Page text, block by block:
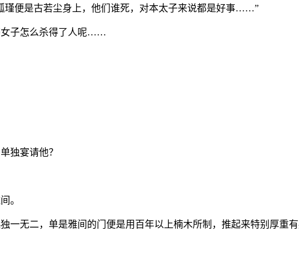
瑾便是古若尘身上，他们谁死，对本太子来说都是好事……”
女子怎么杀得了人呢……
独宴请他？
。
一无二，单是雅间的门便是用百年以上楠木所制，推起来特别厚重有